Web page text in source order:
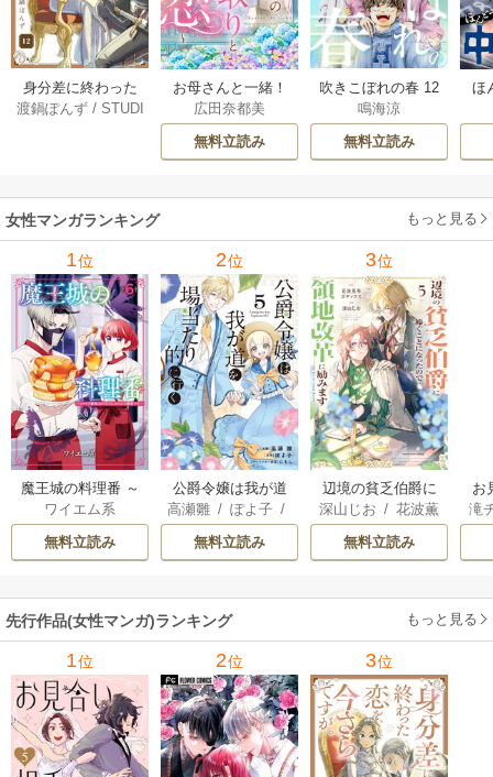
身分差に終わった
恋を、今さらです
渡鍋ぽんず/ STUDI
お母さんと一緒！
～40歳の看取りと
恋～【分冊版】 5巻
広田奈都美
無料立読み
吹きこぼれの春 12
巻
鳴海涼
無料立読み
ほ
女性マンガランキング もっと見る
1位
魔王城の料理番 ～
コワモテ魔族ばか
りだけど、ホワイ
トな職場です～
ワイエム系
無料立読み
2位
公爵令嬢は我が道
を場当たり的に行
く
高瀬雛/ ぽよ子/
にもし
無料立読み
3位
辺境の貧乏伯爵に
嫁ぐことになった
ので領地改革に励
みます ～the letter
深山じお /花波薫
歩/ボダックス
無料立読み
お
じ
滝
子
先行作品(女性マンガ)ランキング もっと見る
1位 2位 3位